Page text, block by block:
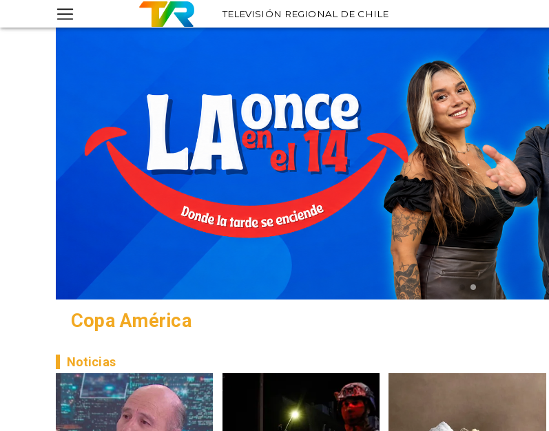
TELEVISIÓN REGIONAL DE CHILE
Copa América
Noticias